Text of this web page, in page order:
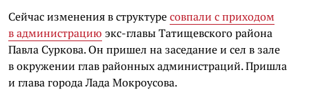
Сейчас изменения в структуресовпали с приходом
в администрацию экс-главы Татищевского района
Павла Суркова. Он пришел на заседание и сел в зале
в окружении глав районных администраций. Пришла
и глава города Лада Мокроусова.